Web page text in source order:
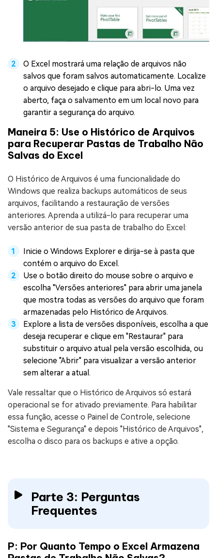
O Excel mostrará uma relação de arquivos não
salvos que foram salvos automaticamente. Localize
o arquivo desejado e clique para abri-lo. Uma vez
aberto, faça o salvamento em um local novo para
garantir a segurança do arquivo.
Maneira 5: Use o Histórico de Arquivos
para Recuperar Pastas de Trabalho Não
Salvas do Excel
O Histórico de Arquivos é uma funcionalidade do
Windows que realiza backups automáticos de seus
arquivos, facilitando a restauração de versões
anteriores. Aprenda a utilizá-lo para recuperar uma
versão anterior de sua pasta de trabalho do Excel:
Inicie o Windows Explorer e dirija-se à pasta que
contém o arquivo do Excel.
Use o botão direito do mouse sobre o arquivo e
escolha "Versões anteriores" para abrir uma janela
que mostra todas as versões do arquivo que foram
armazenadas pelo Histórico de Arquivos.
Explore a lista de versões disponíveis, escolha a que
deseja recuperar e clique em "Restaurar" para
substituir o arquivo atual pela versão escolhida, ou
selecione "Abrir" para visualizar a versão anterior
sem alterar a atual.
Vale ressaltar que o Histórico de Arquivos só estará
operacional se for ativado previamente. Para habilitar
essa função, acesse o Painel de Controle, selecione
"Sistema e Segurança" e depois "Histórico de Arquivos",
escolha o disco para os backups e ative a opção.
Parte 3: Perguntas
Frequentes
P: Por Quanto Tempo o Excel Armazena